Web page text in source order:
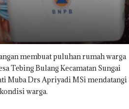
membuat puluhan rumah warga
Tebing Bulang Kecamatan Sungai
Muba Drs Apriyadi MSi mendatangi
warga.